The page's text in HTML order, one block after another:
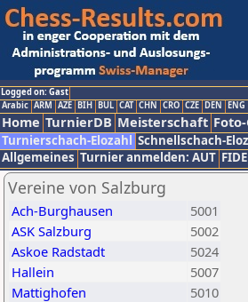
Logged on: Gast
Arabic ARM AZE BIH BUL CAT CHN CRO CZE DEN ENG
Home TurnierDB Meisterschaft
Turnierschach-Elozahl Schnellschach-
Allgemeines Turnier anmelden: AUT FIDE
Vereine von Salzburg
Ach-Burghausen
5001
ASK Salzburg
5002
Askoe Radstadt
5024
Hallein
5007
Mattighofen
5010